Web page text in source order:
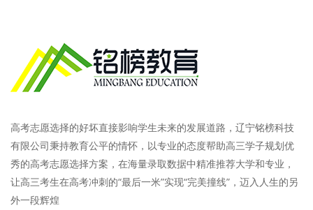
高考志愿选择的好坏直接影响学生未来的发展道路，辽宁铭榜科技
有限公司秉持教育公平的情怀，以专业的态度帮助高三学子规划优
秀的高考志愿选择方案，在海量录取数据中精准推荐大学和专业，
让高三考生在高考冲刺的“最后一米”实现“完美撞线”，迈入人生的另
外一段辉煌